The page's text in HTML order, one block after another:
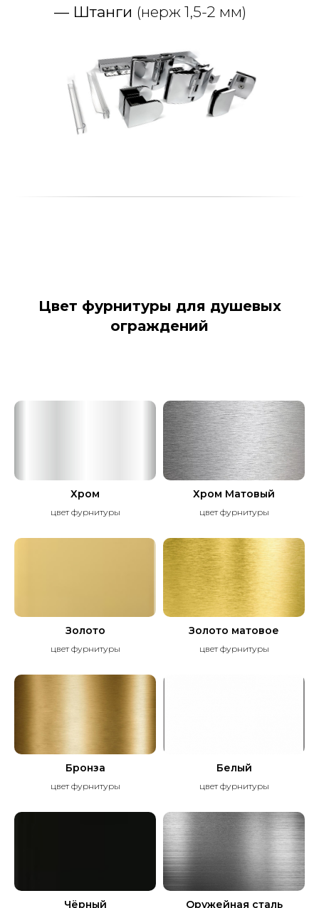
— Штанги (нерж 1,5-2 мм)
Цвет фурнитуры для душевых
ограждений
Хром
цвет фурнитуры
Хром Матовый
цвет фурнитуры
Золото
цвет фурнитуры
Золото матовое
цвет фурнитуры
Бронза
цвет фурнитуры
Белый
цвет фурнитуры
Чёрный Оружейная сталь